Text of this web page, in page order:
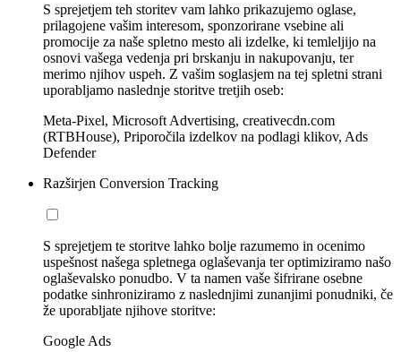
S sprejetjem teh storitev vam lahko prikazujemo oglase,
prilagojene vašim interesom, sponzorirane vsebine ali
promocije za naše spletno mesto ali izdelke, ki temleljijo na
osnovi vašega vedenja pri brskanju in nakupovanju, ter
merimo njihov uspeh. Z vašim soglasjem na tej spletni strani
uporabljamo naslednje storitve tretjih oseb:
Meta-Pixel, Microsoft Advertising, creativecdn.com
(RTBHouse), Priporočila izdelkov na podlagi klikov, Ads
Defender
Razširjen Conversion Tracking
S sprejetjem te storitve lahko bolje razumemo in ocenimo
uspešnost našega spletnega oglaševanja ter optimiziramo našo
oglaševalsko ponudbo. V ta namen vaše šifrirane osebne
podatke sinhroniziramo z naslednjimi zunanjimi ponudniki, če
že uporabljate njihove storitve:
Google Ads